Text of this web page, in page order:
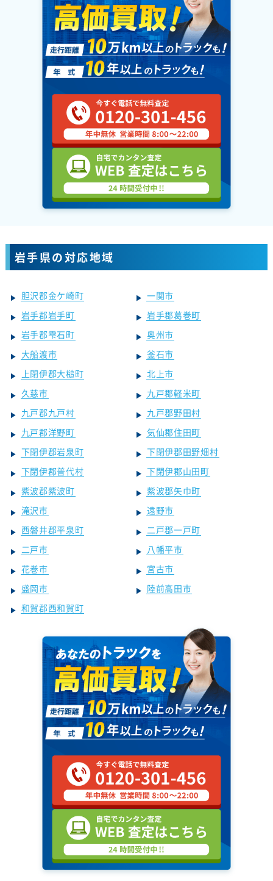
岩手県の対応地域
胆沢郡金ケ崎町
一関市
岩手郡岩手町
岩手郡葛巻町
岩手郡雫石町
奥州市
大船渡市
釜石市
上閉伊郡大槌町
北上市
久慈市
九戸郡軽米町
九戸郡九戸村
九戸郡野田村
九戸郡洋野町
気仙郡住田町
下閉伊郡岩泉町
下閉伊郡田野畑村
下閉伊郡普代村
下閉伊郡山田町
紫波郡紫波町
紫波郡矢巾町
滝沢市
遠野市
西磐井郡平泉町
二戸郡一戸町
二戸市
八幡平市
花巻市
宮古市
盛岡市
陸前高田市
和賀郡西和賀町